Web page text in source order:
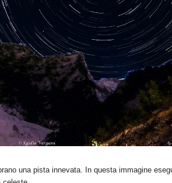
una pista innevata. In questa immagine